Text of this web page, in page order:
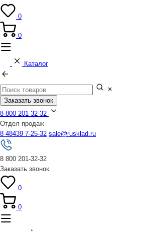
0
0
Каталог
Заказать звонок
8 800 201-32-32
Отдел продаж
8 48439 7-25-32 sale@rusklad.ru
8 800 201-32-32
Заказать звонок
0
0